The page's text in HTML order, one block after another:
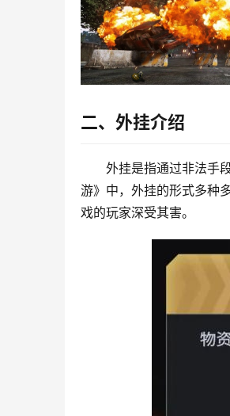
二、外挂介绍
外挂是指通过非法手
游》中，外挂的形式多种
戏的玩家深受其害。